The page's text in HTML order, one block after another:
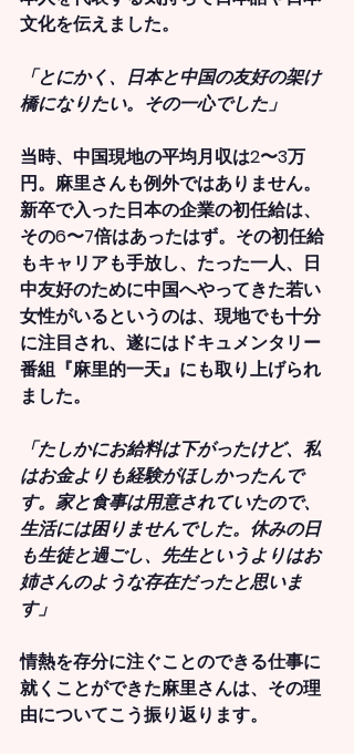
文化を伝えました。
「とにかく、日本と中国の友好の架け
橋になりたい。その一心でした」
当時、中国現地の平均月収は2〜3万
円。麻里さんも例外ではありません。
新卒で入った日本の企業の初任給は、
その6〜7倍はあったはず。その初任給
もキャリアも手放し、たった一人、日
中友好のために中国へやってきた若い
女性がいるというのは、現地でも十分
に注目され、遂にはドキュメンタリー
番組『麻里的一天』にも取り上げられ
ました。
「たしかにお給料は下がったけど、私
はお金よりも経験がほしかったんで
す。家と食事は用意されていたので、
生活には困りませんでした。休みの日
も生徒と過ごし、先生というよりはお
姉さんのような存在だったと思いま
す」
情熱を存分に注ぐことのできる仕事に
就くことができた麻里さんは、その理
由についてこう振り返ります。